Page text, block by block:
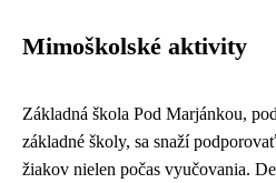
Mimoškolské aktivity
Základná škola Pod Marjánkou,
základné školy, sa snaží
žiakov nielen počas vyučovania.